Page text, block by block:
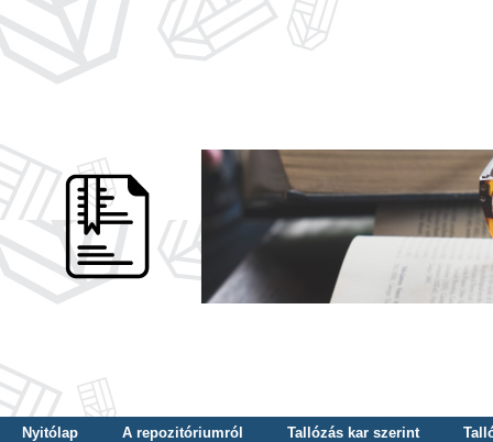
Nyitólap A repozitóriumról Tallózás kar szerint